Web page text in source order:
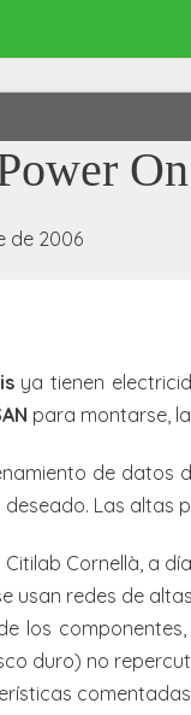
On
de 2006
ya tienen
para montarse,
de datos
Las altas
Citilab Cornellà, a
usan redes de
los
duro) no